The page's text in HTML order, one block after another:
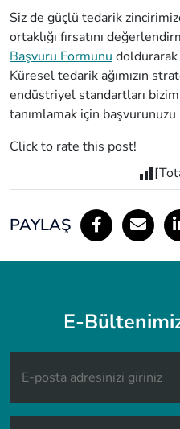
Siz de güçlü tedarik
ortaklığı fırsatını
Başvuru Formunu
Küresel tedarik ağımızın
endüstriyel standartları
tanımlamak için
Click to rate this post!
PAYLAŞ
E-